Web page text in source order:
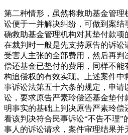
第二种情形，虽然将救助基金管理
讼便于一并解决纠纷，可做到案结
确救助基金管理机构对其垫付款项
在裁判时一般是先支持原告的诉讼
受害人主张的全部费用，然后再判
偿还基金已垫付的费用，同样不能
构追偿权的有效实现。上述案件中
事诉讼法第五十六条的规定，申请
讼，要求原告严素玲偿还基金垫付
明事实的基础上判决原告严素玲偿
看该判决符合民事诉讼“不告不理”
事人的诉讼请求，案件审理结果并